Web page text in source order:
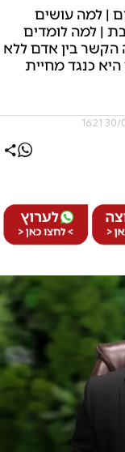
| למה עושים
| למה לומדים
הקשר בין אדם ללא
היא כנגד מחיית